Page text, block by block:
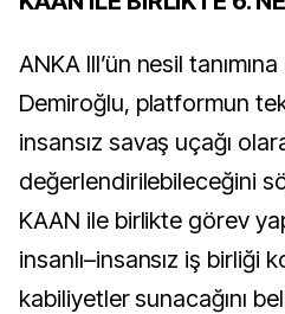
ANKA III’ün nesil
Demiroğlu, platformun
insansız savaş uçağı
değerlendirilebileceğini
KAAN ile birlikte görev
insanlı–insansız iş birliği
kabiliyetler sunacağını